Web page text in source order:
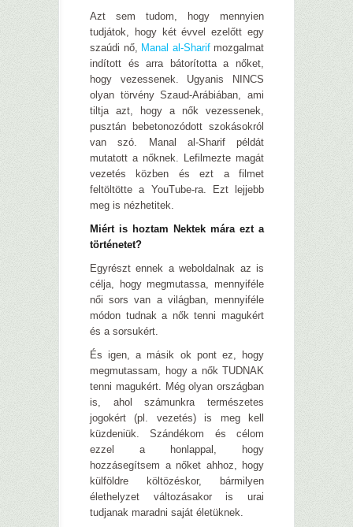
Azt sem tudom, hogy mennyien
tudjátok, hogy két évvel ezelőtt egy
szaúdi nő, Manal al-Sharifmozgalmat
indított és arra bátorította a nőket,
hogy vezessenek. Ugyanis NINCS
olyan törvény Szaud-Arábiában, ami
tiltja azt, hogy a nők vezessenek,
pusztán bebetonozódott szokásokról
van szó. Manal al-Sharif példát
mutatott a nőknek. Lefilmezte magát
vezetés közben és ezt a filmet
feltöltötte a YouTube-ra. Ezt lejjebb
meg is nézhetitek.
Miért is hoztam Nektek mára ezt a
történetet?
Egyrészt ennek a weboldalnak az is
célja, hogy megmutassa, mennyiféle
női sors van a világban, mennyiféle
módon tudnak a nők tenni magukért
és a sorsukért.
És igen, a másik ok pont ez, hogy
megmutassam, hogy a nők TUDNAK
tenni magukért. Még olyan országban
is, ahol számunkra természetes
jogokért (pl. vezetés) is meg kell
küzdeniük. Szándékom és célom
ezzel a honlappal, hogy
hozzásegítsem a nőket ahhoz, hogy
külföldre költözéskor, bármilyen
élethelyzet változásakor is urai
tudjanak maradni saját életüknek.